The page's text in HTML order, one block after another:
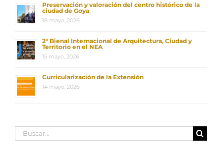
Preservación y valoración del centro histórico de la
ciudad de Goya
18 mayo, 2026
2° Bienal Internacional de Arquitectura, Ciudad y
Territorio en el NEA
15 mayo, 2026
Curricularización de la Extensión
14 mayo, 2026
Buscar: